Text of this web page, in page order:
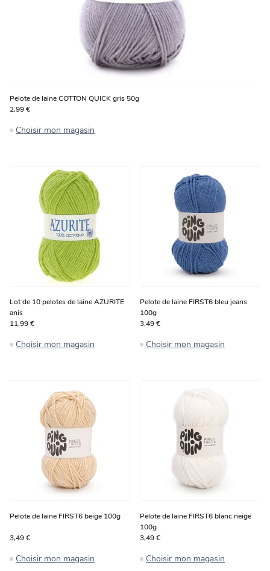
Pelote de laine COTTON QUICK gris 50g
2,99 €
Choisir mon magasin
Lot de 10 pelotes de laine AZURITE
anis
11,99 €
Choisir mon magasin
Pelote de laine FIRST6 bleu jeans
100g
3,49 €
Choisir mon magasin
Pelote de laine FIRST6 beige 100g
3,49 €
Choisir mon magasin
Pelote de laine FIRST6 blanc neige
100g
3,49 €
Choisir mon magasin